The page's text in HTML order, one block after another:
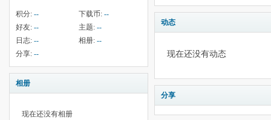
积分: -- 下载币: --
好友: -- 主题: --
日志: -- 相册: --
分享: --
相册
现在还没有相册
动态
现在还没有动态
分享